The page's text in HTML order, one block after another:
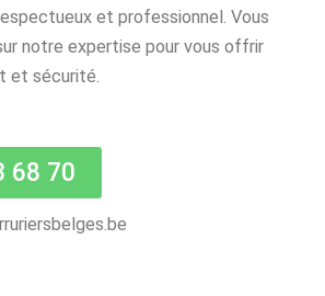
et professionnel. Vous
notre expertise pour vous offrir
et sécurité.
68 70